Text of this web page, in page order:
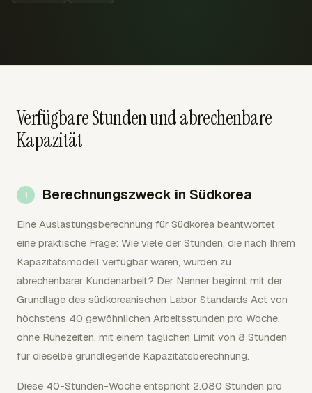
Verfügbare Stunden und abrechenbare
Kapazität
Berechnungszweck in Südkorea
Eine Auslastungsberechnung für Südkorea beantwortet
eine praktische Frage: Wie viele der Stunden, die nach Ihrem
Kapazitätsmodell verfügbar waren, wurden zu
abrechenbarer Kundenarbeit? Der Nenner beginnt mit der
Grundlage des südkoreanischen Labor Standards Act von
höchstens 40 gewöhnlichen Arbeitsstunden pro Woche,
ohne Ruhezeiten, mit einem täglichen Limit von 8 Stunden
für dieselbe grundlegende Kapazitätsberechnung.
Diese 40-Stunden-Woche entspricht 2.080 Stunden pro